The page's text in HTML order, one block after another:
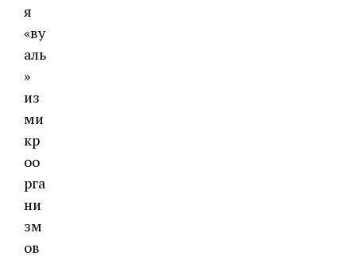
я
«ву
аль
»
из
ми
кр
оо
рга
ни
зм
ов